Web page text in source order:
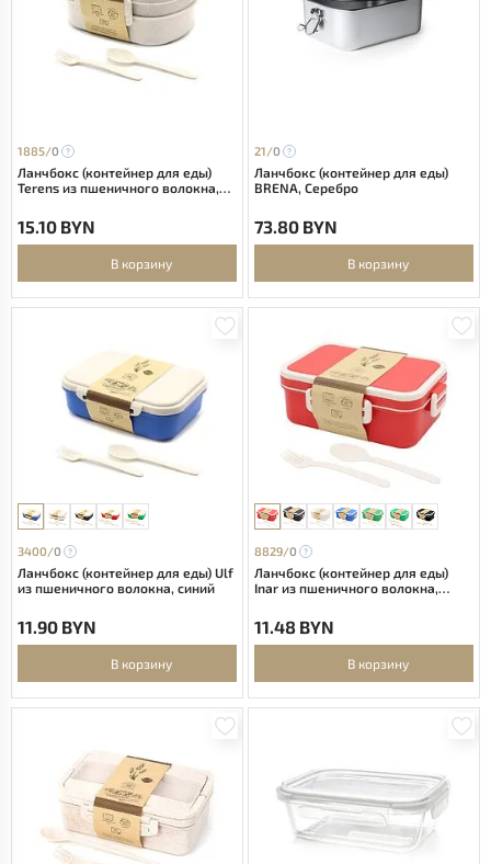
1885/0
Ланчбокс (контейнер для еды)
Terens из пшеничного волокна,
15.10 BYN
В корзину
21/0
Ланчбокс (контейнер для еды)
BRENA, Серебро
73.80 BYN
В корзину
3400/0
Ланчбокс (контейнер для еды) Ulf
из пшеничного волокна, синий
11.90 BYN
В корзину
8829/0
Ланчбокс (контейнер для еды)
Inar из пшеничного волокна,
11.48 BYN
В корзину